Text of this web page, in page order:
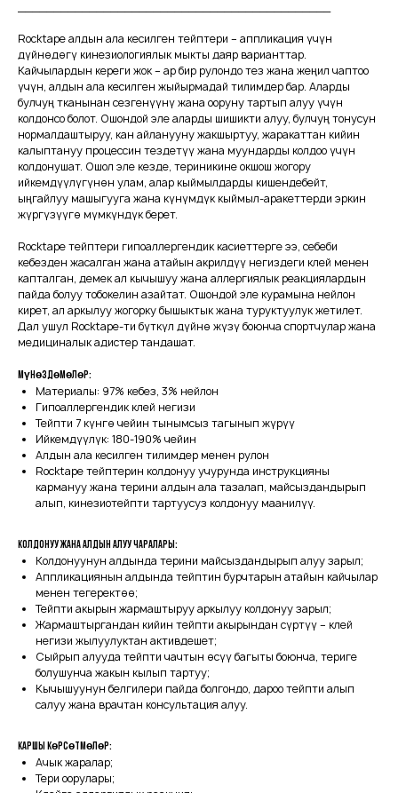
Rocktape алдын ала кесилген тейптери – аппликация үчүн
дүйнөдөгү кинезиологиялык мыкты даяр варианттар.
Кайчылардын кереги жок – ар бир рулондо тез жана жеңил чаптоо
үчүн, алдын ала кесилген жыйырмадай тилимдер бар. Аларды
булчуң тканынан сезгенүүнү жана ооруну тартып алуу үчүн
колдонсо болот. Ошондой эле аларды шишикти алуу, булчуң тонусун
нормалдаштыруу, кан айланууну жакшыртуу, жаракаттан кийин
калыптануу процессин тездетүү жана муундарды колдоо үчүн
колдонушат. Ошол эле кезде, териникине окшош жогору
ийкемдүүлүгүнөн улам, алар кыймылдарды кишендебейт,
ыңгайлуу машыгууга жана күнүмдүк кыймыл-аракеттерди эркин
жүргүзүүгө мүмкүндүк берет.
Rocktape тейптери гипоаллергендик касиеттерге ээ, себеби
кебезден жасалган жана атайын акрилдүү негиздеги клей менен
капталган, демек ал кычышуу жана аллергиялык реакциялардын
пайда болуу тобокелин азайтат. Ошондой эле курамына нейлон
кирет, ал аркылуу жогорку бышыктык жана туруктуулук жетилет.
Дал ушул Rocktape-ти бүткүл дүйнө жүзү боюнча спортчулар жана
медициналык адистер тандашат.
Мүнөздөмөлөр:
Материалы: 97% кебез, 3% нейлон
Гипоаллергендик клей негизи
Тейпти 7 күнгө чейин тынымсыз тагынып жүрүү
Ийкемдүүлүк: 180-190% чейин
Алдын ала кесилген тилимдер менен рулон
Rocktape тейптерин колдонуу учурунда инструкцияны
кармануу жана терини алдын ала тазалап, майсыздандырып
алып, кинезиотейпти тартуусуз колдонуу маанилүү.
Колдонуу жана алдын алуу чаралары:
Колдонуунун алдында терини майсыздандырып алуу зарыл;
Аппликациянын алдында тейптин бурчтарын атайын кайчылар
менен тегеректөө;
Тейпти акырын жармаштыруу аркылуу колдонуу зарыл;
Жармаштыргандан кийин тейпти акырындан сүртүү – клей
негизи жылуулуктан активдешет;
Сыйрып алууда тейпти чачтын өсүү багыты боюнча, териге
болушунча жакын кылып тартуу;
Кычышуунун белгилери пайда болгондо, дароо тейпти алып
салуу жана врачтан консультация алуу.
Каршы көрсөтмөлөр:
Ачык жаралар;
Тери оорулары;